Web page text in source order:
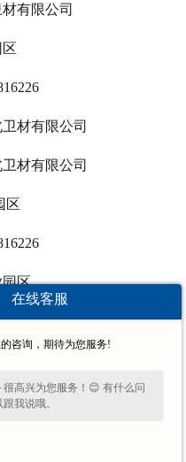
有限公司
材有限公司
材有限公司
区
园区
容】：
在线客服
咨询，期待为您服务!
很高兴为您服务！😊 有什么问
我说哦。